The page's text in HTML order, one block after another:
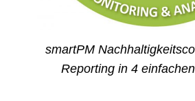
smartPM
Reporting in 4